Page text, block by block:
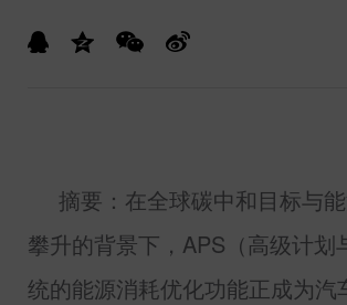
摘要：在全球碳中和目标与
攀升的背景下， APS （高级计
统的能源消耗优化功能正成为汽